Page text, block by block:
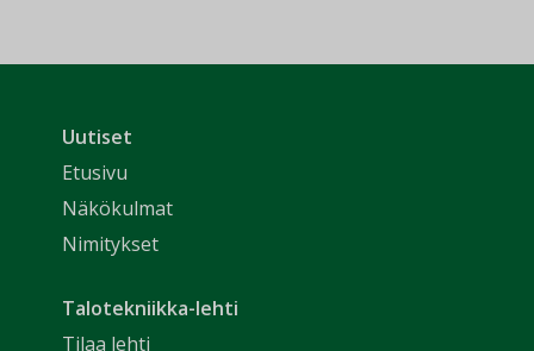
Uutiset
Etusivu
Näkökulmat
Nimitykset
Talotekniikka-lehti
Tilaa lehti